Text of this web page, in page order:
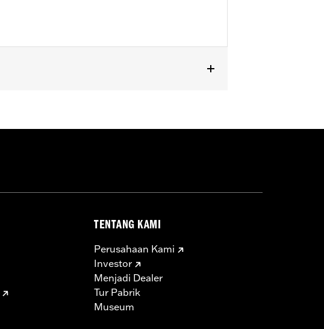
TENTANG KAMI
Perusahaan Kami
Investor
Menjadi Dealer
Tur Pabrik
Museum